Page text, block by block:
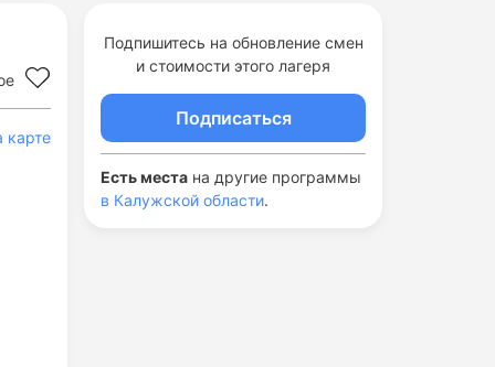
карте
Подпишитесь на обновление смен
и стоимости этого лагеря
Подписаться
Есть места на другие программы
в Калужской области.